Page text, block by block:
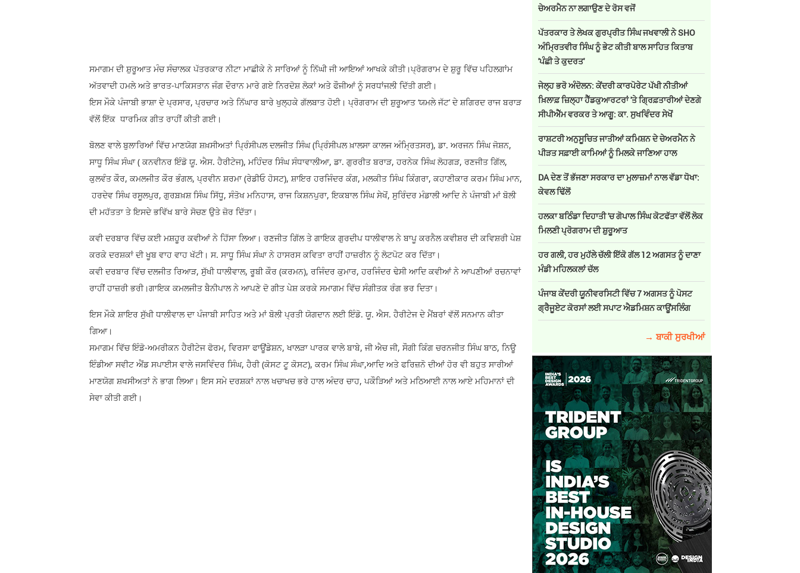
ਸਮਾਗਮ ਦੀ ਸ਼ੁਰੂਆਤ ਮੰਚ ਸੰਚਾਲਕ ਪੱਤਰਕਾਰ ਨੀਟਾ ਮਾਛੀਕੇ ਨੇ ਸਾਰਿਆਂ ਨੂੰ ਨਿੱਘੀ ਜੀ ਆਇਆਂ ਆਖਕੇ ਕੀਤੀ।ਪ੍ਰੋਗਰਾਮ ਦੇ ਸ਼ੁਰੂ ਵਿੱਚ ਪਹਿਲਗਾਂਮ
ਅੱਤਵਾਦੀ ਹਮਲੇ ਅਤੇ ਭਾਰਤ-ਪਾਕਿਸਤਾਨ ਜੰਗ ਦੌਰਾਨ ਮਾਰੇ ਗਏ ਨਿਰਦੋਸ਼ ਲੋਕਾਂ ਅਤੇ ਫੌਜੀਆਂ ਨੂੰ ਸਰਧਾਂਜਲੀ ਦਿੱਤੀ ਗਈ।
ਇਸ ਮੌਕੇ ਪੰਜਾਬੀ ਭਾਸ਼ਾ ਦੇ ਪ੍ਰਸਾਰ, ਪ੍ਰਚਾਰ ਅਤੇ ਨਿੱਘਾਰ ਬਾਰੇ ਖੁਲ੍ਹਕੇ ਗੱਲਬਾਤ ਹੋਈ। ਪ੍ਰੋਗਰਾਮ ਦੀ ਸ਼ੁਰੂਆਤ ‘ਯਮਲੇ ਜੱਟ’ ਦੇ ਸ਼ਗਿਰਦ ਰਾਜ ਬਰਾੜ
ਵੱਲੋਂ ਇੱਕ ਧਾਰਮਿਕ ਗੀਤ ਰਾਹੀਂ ਕੀਤੀ ਗਈ।
ਬੋਲਣ ਵਾਲੇ ਬੁਲਾਰਿਆਂ ਵਿੱਚ ਮਾਣਯੋਗ ਸ਼ਖ਼ਸੀਅਤਾਂ ਪ੍ਰਿੰਸੀਪਲ ਦਲਜੀਤ ਸਿੰਘ (ਪ੍ਰਿੰਸੀਪਲ ਖ਼ਾਲਸਾ ਕਾਲਜ ਅੰਮ੍ਰਿਤਸਰ), ਡਾ. ਅਰਜਨ ਸਿੰਘ ਜੋਸ਼ਨ,
ਸਾਧੂ ਸਿੰਘ ਸੰਘਾ ( ਕਨਵੀਨਰ ਇੰਡੋ ਯੂ. ਐਸ. ਹੈਰੀਟੇਜ), ਮਹਿੰਦਰ ਸਿੰਘ ਸੰਧਾਵਾਲੀਆ, ਡਾ. ਗੁਰਰੀਤ ਬਰਾੜ, ਹਰਨੇਕ ਸਿੰਘ ਲੋਹਗੜ, ਰਣਜੀਤ ਗਿੱਲ,
ਕੁਲਵੰਤ ਕੌਰ, ਕਮਲਜੀਤ ਕੌਰ ਭੰਗਲ, ਪ੍ਰਵੀਨ ਸ਼ਰਮਾ (ਰੇਡੀਓ ਹੋਸਟ), ਸ਼ਾਇਰ ਹਰਜਿੰਦਰ ਕੰਗ, ਮਲਕੀਤ ਸਿੰਘ ਕਿੰਗਰਾ, ਕਹਾਣੀਕਾਰ ਕਰਮ ਸਿੰਘ ਮਾਨ,
ਹਰਦੇਵ ਸਿੰਘ ਰਸੂਲਪੁਰ, ਗੁਰਬ਼ਖ਼ਸ਼ ਸਿੰਘ ਸਿੱਧੂ, ਸੰਤੋਖ ਮਨਿਹਾਸ, ਰਾਜ ਕਿਸ਼ਨਪੁਰਾ, ਇਕਬਾਲ ਸਿੰਘ ਸੇਖੋਂ, ਸੁਰਿੰਦਰ ਮੰਡਾਲੀ ਆਦਿ ਨੇ ਪੰਜਾਬੀ ਮਾਂ ਬੋਲੀ
ਦੀ ਮਹੱਤਤਾ ਤੇ ਇਸਦੇ ਭਵਿੱਖ ਬਾਰੇ ਸੋਚਣ ਉਤੇ ਜ਼ੋਰ ਦਿੱਤਾ।
ਕਵੀ ਦਰਬਾਰ ਵਿੱਚ ਕਈ ਮਸ਼ਹੂਰ ਕਵੀਆਂ ਨੇ ਹਿੱਸਾ ਲਿਆ। ਰਣਜੀਤ ਗਿੱਲ ਤੇ ਗਾਇਕ ਗੁਰਦੀਪ ਧਾਲੀਵਾਲ ਨੇ ਬਾਪੂ ਕਰਨੈਲ ਕਵੀਸ਼ਰ ਦੀ ਕਵਿਸ਼ਰੀ ਪੇਸ਼
ਕਰਕੇ ਦਰਸ਼ਕਾਂ ਦੀ ਖੂਬ ਵਾਹ ਵਾਹ ਖੱਟੀ। ਸ. ਸਾਧੂ ਸਿੰਘ ਸੰਘਾ ਨੇ ਹਾਸਰਸ ਕਵਿਤਾ ਰਾਹੀਂ ਹਾਜ਼ਰੀਨ ਨੂੰ ਲੋਟਪੋਟ ਕਰ ਦਿੱਤਾ।
ਕਵੀ ਦਰਬਾਰ ਵਿੱਚ ਦਲਜੀਤ ਰਿਆੜ, ਸੁੱਖੀ ਧਾਲੀਵਾਲ, ਰੂਬੀ ਕੌਰ (ਕਰਮਨ), ਰਜਿੰਦਰ ਕੁਮਾਰ, ਹਰਜਿੰਦਰ ਢੇਸੀ ਆਦਿ ਕਵੀਆਂ ਨੇ ਆਪਣੀਆਂ ਰਚਨਾਵਾਂ
ਰਾਹੀਂ ਹਾਜ਼ਰੀ ਭਰੀ।ਗਾਇਕ ਕਮਲਜੀਤ ਬੈਨੀਪਾਲ ਨੇ ਆਪਣੇ ਦੋ ਗੀਤ ਪੇਸ਼ ਕਰਕੇ ਸਮਾਗਮ ਵਿੱਚ ਸੰਗੀਤਕ ਰੰਗ ਭਰ ਦਿਤਾ।
ਇਸ ਮੌਕੇ ਸ਼ਾਇਰ ਸੁੱਖੀ ਧਾਲੀਵਾਲ ਦਾ ਪੰਜਾਬੀ ਸਾਹਿਤ ਅਤੇ ਮਾਂ ਬੋਲੀ ਪ੍ਰਤੀ ਯੋਗਦਾਨ ਲਈ ਇੰਡੋ. ਯੂ. ਐਸ. ਹੈਰੀਟੇਜ ਦੇ ਮੈਂਬਰਾਂ ਵੱਲੋਂ ਸਨਮਾਨ ਕੀਤਾ
ਗਿਆ।
ਸਮਾਗਮ ਵਿੱਚ ਇੰਡੋ-ਅਮਰੀਕਨ ਹੈਰੀਟੇਜ ਫੋਰਮ, ਵਿਰਸਾ ਫਾਊਂਡੇਸ਼ਨ, ਖਾਲੜਾ ਪਾਰਕ ਵਾਲੇ ਬਾਬੇ, ਜੀ ਐਚ ਜੀ, ਸੌਗੀ ਕਿੰਗ ਚਰਨਜੀਤ ਸਿੰਘ ਬਾਠ, ਨਿਊ
ਇੰਡੀਆ ਸਵੀਟ ਐਂਡ ਸਪਾਈਸ ਵਾਲੇ ਜਸਵਿੰਦਰ ਸਿੰਘ, ਹੈਰੀ (ਕੋਸਟ ਟੂ ਕੋਸਟ), ਕਰਮ ਸਿੰਘ ਸੰਘਾ,ਆਦਿ ਅਤੇ ਫਰਿਜ਼ਨੋ ਦੀਆਂ ਹੋਰ ਵੀ ਬਹੁਤ ਸਾਰੀਆਂ
ਮਾਣਯੋਗ ਸ਼ਖਸੀਅਤਾਂ ਨੇ ਭਾਗ ਲਿਆ। ਇਸ ਸਮੇ ਦਰਸ਼ਕਾਂ ਨਾਲ ਖਚਾਖਚ ਭਰੇ ਹਾਲ ਅੰਦਰ ਚਾਹ, ਪਕੌੜਿਆਂ ਅਤੇ ਮਠਿਆਈ ਨਾਲ ਆਏ ਮਹਿਮਾਨਾਂ ਦੀ
ਸੇਵਾ ਕੀਤੀ ਗਈ।
ਚੇਅਰਮੈਨ ਨਾ ਲਗਾਉਣ ਦੇ ਰੋਸ ਵਜੋਂ
ਪੱਤਰਕਾਰ ਤੇ ਲੇਖਕ ਗੁਰਪ੍ਰੀਤ ਸਿੰਘ ਜਖਵਾਲੀ ਨੇ SHO
ਅੰਮ੍ਰਿਤਵੀਰ ਸਿੰਘ ਨੂੰ ਭੇਟ ਕੀਤੀ ਬਾਲ ਸਾਹਿਤ ਕਿਤਾਬ
'ਪੰਛੀ ਤੇ ਕੁਦਰਤ'
ਜੇਲ੍ਹ ਭਰੋ ਅੰਦੋਲਨ: ਕੇਂਦਰੀ ਕਾਰਪੋਰੇਟ ਪੱਖੀ ਨੀਤੀਆਂ
ਖ਼ਿਲਾਫ਼ ਜ਼ਿਲ੍ਹਾ ਹੈੱਡਕੁਆਰਟਰਾਂ 'ਤੇ ਗ੍ਰਿਫ਼ਤਾਰੀਆਂ ਦੇਣਗੇ
ਸੀਪੀਐੱਮ ਵਰਕਰ ਤੇ ਆਗੂ: ਕਾ. ਸੁਖਵਿੰਦਰ ਸੇਖੋਂ
ਰਾਸ਼ਟਰੀ ਅਨੁਸੂਚਿਤ ਜਾਤੀਆਂ ਕਮਿਸ਼ਨ ਦੇ ਚੇਅਰਮੈਨ ਨੇ
ਪੀੜਤ ਸਫ਼ਾਈ ਕਾਮਿਆਂ ਨੂੰ ਮਿਲਕੇ ਜਾਣਿਆ ਹਾਲ
DA ਦੇਣ‌ ਤੋਂ ਭੱਜਣਾ ਸਰਕਾਰ ਦਾ ਮੁਲਾਜ਼ਮਾਂ ਨਾਲ ਵੱਡਾ ਧੋਖਾ:
ਕੇਵਲ ਢਿੱਲੋਂ
ਹਲਕਾ ਬਠਿੰਡਾ ਦਿਹਾਤੀ 'ਚ ਗੋਪਾਲ ਸਿੰਘ ਕੋਟਫੱਤਾ ਵੱਲੋਂ ਲੋਕ
ਮਿਲਣੀ ਪ੍ਰੋਗਰਾਮ ਦੀ ਸ਼ੁਰੂਆਤ
ਹਰ ਗਲੀ, ਹਰ ਮੁਹੱਲੇ ਚੱਲੀ ਇੱਕੋ ਗੱਲ 12 ਅਗਸਤ ਨੂੰ ਦਾਣਾ
ਮੰਡੀ ਮਹਿਲਕਲਾਂ ਚੱਲ
ਪੰਜਾਬ ਕੇਂਦਰੀ ਯੂਨੀਵਰਸਿਟੀ ਵਿੱਚ 7 ਅਗਸਤ ਨੂੰ ਪੋਸਟ
ਗ੍ਰੈਜੂਏਟ ਕੋਰਸਾਂ ਲਈ ਸਪਾਟ ਐਡਮਿਸ਼ਨ ਕਾਊਂਸਲਿੰਗ
→ ਬਾਕੀ ਸੁਰਖੀਆਂ